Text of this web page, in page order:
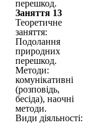
перешкод.
Заняття 13
Теоретичне
заняття:
Подолання
природних
перешкод.
Методи:
комунікативні
(розповідь,
бесіда), наочні
методи.
Види діяльності: